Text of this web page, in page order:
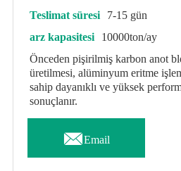
Teslimat süresi
7-15 gün
arz kapasitesi
10000ton/ay
Önceden pişirilmiş karbon anot
üretilmesi, alüminyum eritme
sahip dayanıklı ve yüksek
sonuçlanır.
Email